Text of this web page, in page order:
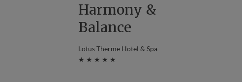
Harmony &
Balance
Lotus Therme Hotel & Spa
★ ★ ★ ★ ★